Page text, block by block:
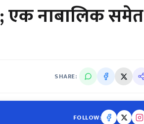
एक नाबालिक समेत
SHARE:
FOLLOW: